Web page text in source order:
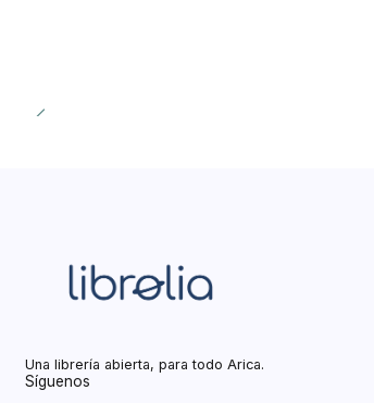
Una librería abierta, para todo Arica.
Síguenos